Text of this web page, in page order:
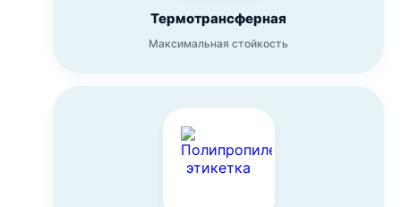
Термотрансферная
Максимальная стойкость